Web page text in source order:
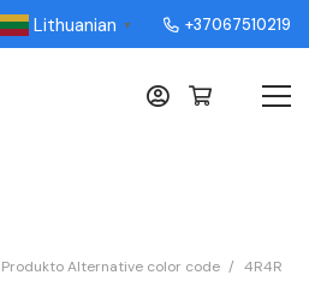
Lithuanian ▼ +37067510219
Produkto Alternative color code / 4R4R